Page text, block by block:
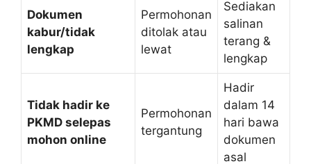
Dokumen
kabur/tidak
lengkap
Permohonan
ditolak atau
lewat
Sediakan
salinan
terang &
lengkap
Tidak hadir ke
PKMD selepas
mohon online
Permohonan
tergantung
Hadir
dalam 14
hari bawa
dokumen
asal